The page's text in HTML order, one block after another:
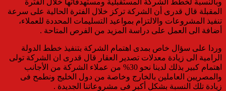
وبالنسبة لخطط الشركة المستقبلية ومستهدفاتها خلال الفترة
المقبلة قال قدرى أن الشركة تركز خلال الفترة الحالية على سرعة
تنفيذ المشروعات والالتزام بمواعيد التسليمات المحددة للعملاء،
أضافة الى العمل على دراسة المزيد من الفرص المتاحة .
وردا على سؤال خاص بمدى اهتمام الشركة بتنفيذ خطط الدولة
الرامية الى زيادة معدلات تصدير العقار قال قدرى ان الشركة تولى
اهتمام كبير بذلك لدينا نحو
30% من عملاء الشركة من الأجانب
والمصريين العاملين بالخارج وخاصة من دول الخليج ونطمح فى
زيادة تلك النسبة بشكل أكبر فى مشروعاتنا الجديدة .